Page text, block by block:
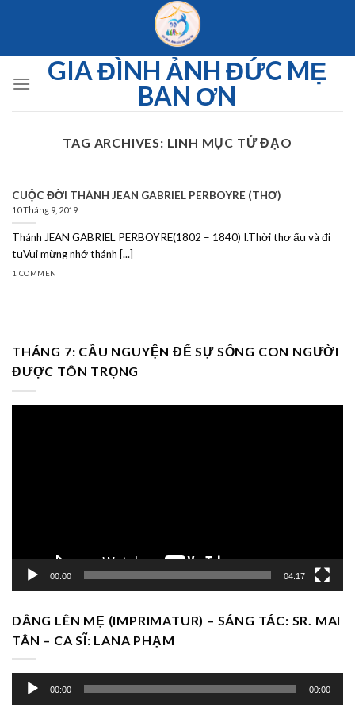
GIA ĐÌNH ẢNH ĐỨC MẸ
BAN ƠN
TAG ARCHIVES: LINH MỤC TỬ ĐẠO
CUỘC ĐỜI THÁNH JEAN GABRIEL PERBOYRE (THƠ)
10 Tháng 9, 2019
Thánh JEAN GABRIEL PERBOYRE(1802 – 1840) I.Thời thơ ấu và đi
tuVui mừng nhớ thánh [...]
1 COMMENT
THÁNG 7: CẦU NGUYỆN ĐỂ SỰ SỐNG CON NGƯỜI
ĐƯỢC TÔN TRỌNG
00:00 04:17
DÂNG LÊN MẸ (IMPRIMATUR) – SÁNG TÁC: SR. MAI
TÂN – CA SĨ: LANA PHẠM
Trình
chơi
00:00 00:00